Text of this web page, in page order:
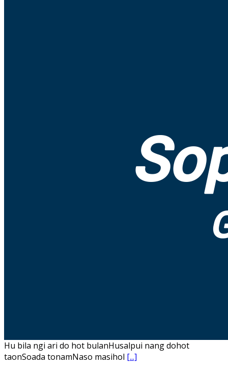
Hu bila ngi ari do hot bulanHusalpui nang dohot
taonSoada tonamNaso masihol [...]